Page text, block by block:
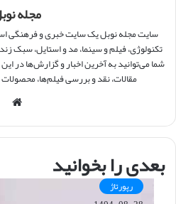
مجله
سایت مجله نوبل یک سایت خبری و فرهنگی
تکنولوژی، فیلم و سینما، مد و استایل، سبک
شما می‌توانید به آخرین اخبار و گزارش‌ها در
مقالات، نقد و بررسی فیلم‌ها،
س
بعدی را بخوانید
رپورتاژ